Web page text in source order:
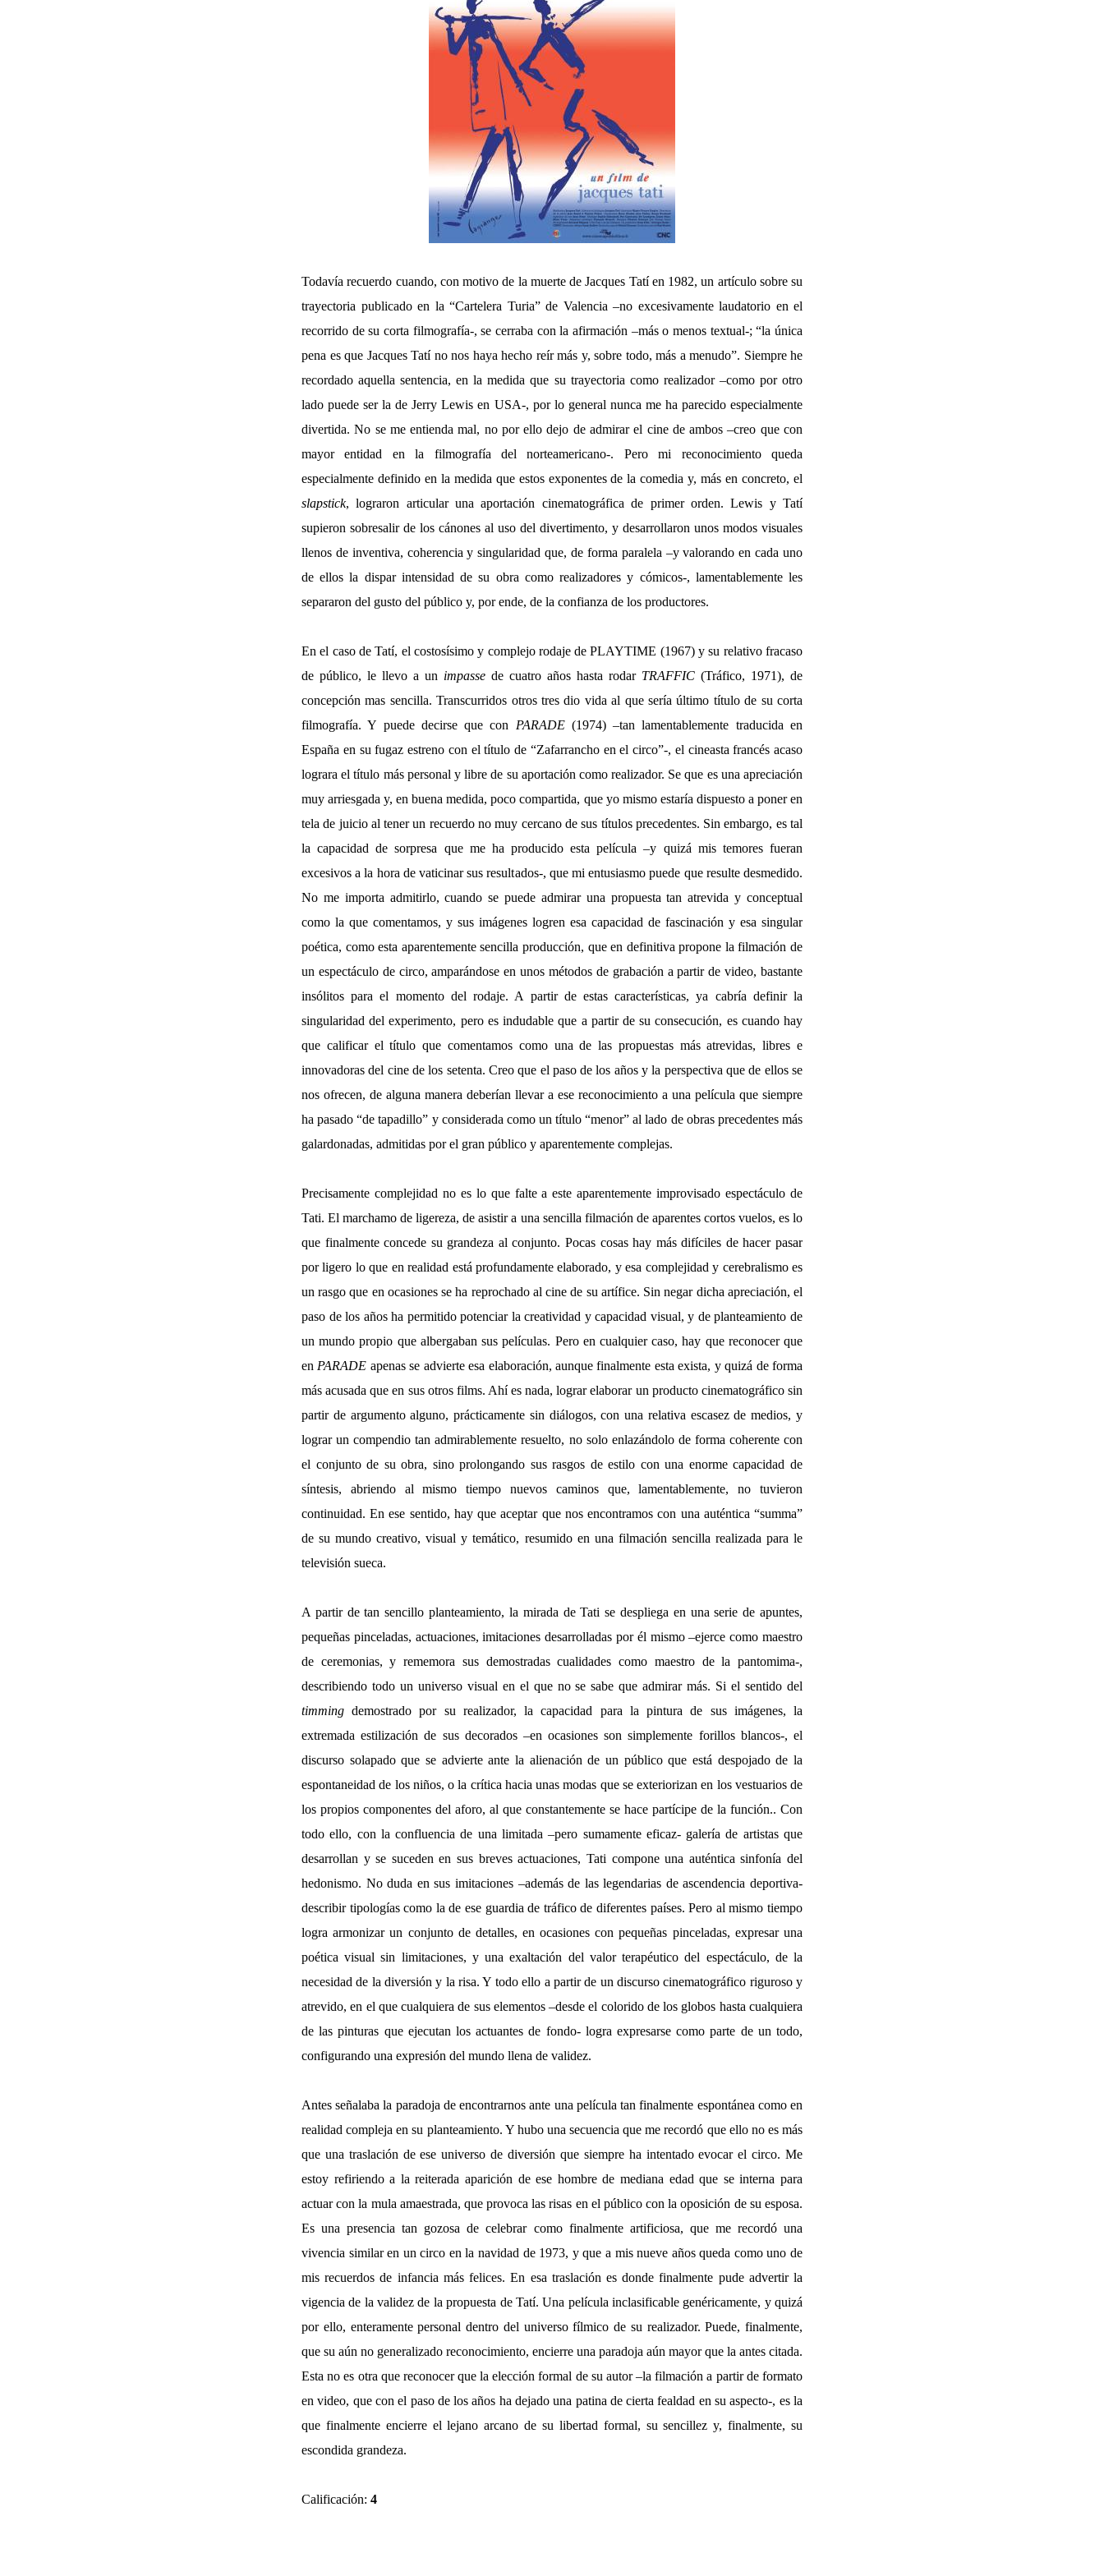
Todavía recuerdo cuando, con motivo de la muerte de Jacques Tatí en 1982, un artículo sobre su
trayectoria publicado en la “Cartelera Turia” de Valencia –no excesivamente laudatorio en el
recorrido de su corta filmografía-, se cerraba con la afirmación –más o menos textual-; “la única
pena es que Jacques Tatí no nos haya hecho reír más y, sobre todo, más a menudo”. Siempre he
recordado aquella sentencia, en la medida que su trayectoria como realizador –como por otro
lado puede ser la de Jerry Lewis en USA-, por lo general nunca me ha parecido especialmente
divertida. No se me entienda mal, no por ello dejo de admirar el cine de ambos –creo que con
mayor entidad en la filmografía del norteamericano-. Pero mi reconocimiento queda
especialmente definido en la medida que estos exponentes de la comedia y, más en concreto, el
slapstick, lograron articular una aportación cinematográfica de primer orden. Lewis y Tatí
supieron sobresalir de los cánones al uso del divertimento, y desarrollaron unos modos visuales
llenos de inventiva, coherencia y singularidad que, de forma paralela –y valorando en cada uno
de ellos la dispar intensidad de su obra como realizadores y cómicos-, lamentablemente les
separaron del gusto del público y, por ende, de la confianza de los productores.
En el caso de Tatí, el costosísimo y complejo rodaje de PLAYTIME (1967) y su relativo fracaso
de público, le llevo a un impasse de cuatro años hasta rodar TRAFFIC (Tráfico, 1971), de
concepción mas sencilla. Transcurridos otros tres dio vida al que sería último título de su corta
filmografía. Y puede decirse que con PARADE (1974) –tan lamentablemente traducida en
España en su fugaz estreno con el título de “Zafarrancho en el circo”-, el cineasta francés acaso
lograra el título más personal y libre de su aportación como realizador. Se que es una apreciación
muy arriesgada y, en buena medida, poco compartida, que yo mismo estaría dispuesto a poner en
tela de juicio al tener un recuerdo no muy cercano de sus títulos precedentes. Sin embargo, es tal
la capacidad de sorpresa que me ha producido esta película –y quizá mis temores fueran
excesivos a la hora de vaticinar sus resultados-, que mi entusiasmo puede que resulte desmedido.
No me importa admitirlo, cuando se puede admirar una propuesta tan atrevida y conceptual
como la que comentamos, y sus imágenes logren esa capacidad de fascinación y esa singular
poética, como esta aparentemente sencilla producción, que en definitiva propone la filmación de
un espectáculo de circo, amparándose en unos métodos de grabación a partir de video, bastante
insólitos para el momento del rodaje. A partir de estas características, ya cabría definir la
singularidad del experimento, pero es indudable que a partir de su consecución, es cuando hay
que calificar el título que comentamos como una de las propuestas más atrevidas, libres e
innovadoras del cine de los setenta. Creo que el paso de los años y la perspectiva que de ellos se
nos ofrecen, de alguna manera deberían llevar a ese reconocimiento a una película que siempre
ha pasado “de tapadillo” y considerada como un título “menor” al lado de obras precedentes más
galardonadas, admitidas por el gran público y aparentemente complejas.
Precisamente complejidad no es lo que falte a este aparentemente improvisado espectáculo de
Tati. El marchamo de ligereza, de asistir a una sencilla filmación de aparentes cortos vuelos, es lo
que finalmente concede su grandeza al conjunto. Pocas cosas hay más difíciles de hacer pasar
por ligero lo que en realidad está profundamente elaborado, y esa complejidad y cerebralismo es
un rasgo que en ocasiones se ha reprochado al cine de su artífice. Sin negar dicha apreciación, el
paso de los años ha permitido potenciar la creatividad y capacidad visual, y de planteamiento de
un mundo propio que albergaban sus películas. Pero en cualquier caso, hay que reconocer que
en PARADE apenas se advierte esa elaboración, aunque finalmente esta exista, y quizá de forma
más acusada que en sus otros films. Ahí es nada, lograr elaborar un producto cinematográfico sin
partir de argumento alguno, prácticamente sin diálogos, con una relativa escasez de medios, y
lograr un compendio tan admirablemente resuelto, no solo enlazándolo de forma coherente con
el conjunto de su obra, sino prolongando sus rasgos de estilo con una enorme capacidad de
síntesis, abriendo al mismo tiempo nuevos caminos que, lamentablemente, no tuvieron
continuidad. En ese sentido, hay que aceptar que nos encontramos con una auténtica “summa”
de su mundo creativo, visual y temático, resumido en una filmación sencilla realizada para le
televisión sueca.
A partir de tan sencillo planteamiento, la mirada de Tati se despliega en una serie de apuntes,
pequeñas pinceladas, actuaciones, imitaciones desarrolladas por él mismo –ejerce como maestro
de ceremonias, y rememora sus demostradas cualidades como maestro de la pantomima-,
describiendo todo un universo visual en el que no se sabe que admirar más. Si el sentido del
timming demostrado por su realizador, la capacidad para la pintura de sus imágenes, la
extremada estilización de sus decorados –en ocasiones son simplemente forillos blancos-, el
discurso solapado que se advierte ante la alienación de un público que está despojado de la
espontaneidad de los niños, o la crítica hacia unas modas que se exteriorizan en los vestuarios de
los propios componentes del aforo, al que constantemente se hace partícipe de la función.. Con
todo ello, con la confluencia de una limitada –pero sumamente eficaz- galería de artistas que
desarrollan y se suceden en sus breves actuaciones, Tati compone una auténtica sinfonía del
hedonismo. No duda en sus imitaciones –además de las legendarias de ascendencia deportiva-
describir tipologías como la de ese guardia de tráfico de diferentes países. Pero al mismo tiempo
logra armonizar un conjunto de detalles, en ocasiones con pequeñas pinceladas, expresar una
poética visual sin limitaciones, y una exaltación del valor terapéutico del espectáculo, de la
necesidad de la diversión y la risa. Y todo ello a partir de un discurso cinematográfico riguroso y
atrevido, en el que cualquiera de sus elementos –desde el colorido de los globos hasta cualquiera
de las pinturas que ejecutan los actuantes de fondo- logra expresarse como parte de un todo,
configurando una expresión del mundo llena de validez.
Antes señalaba la paradoja de encontrarnos ante una película tan finalmente espontánea como en
realidad compleja en su planteamiento. Y hubo una secuencia que me recordó que ello no es más
que una traslación de ese universo de diversión que siempre ha intentado evocar el circo. Me
estoy refiriendo a la reiterada aparición de ese hombre de mediana edad que se interna para
actuar con la mula amaestrada, que provoca las risas en el público con la oposición de su esposa.
Es una presencia tan gozosa de celebrar como finalmente artificiosa, que me recordó una
vivencia similar en un circo en la navidad de 1973, y que a mis nueve años queda como uno de
mis recuerdos de infancia más felices. En esa traslación es donde finalmente pude advertir la
vigencia de la validez de la propuesta de Tatí. Una película inclasificable genéricamente, y quizá
por ello, enteramente personal dentro del universo fílmico de su realizador. Puede, finalmente,
que su aún no generalizado reconocimiento, encierre una paradoja aún mayor que la antes citada.
Esta no es otra que reconocer que la elección formal de su autor –la filmación a partir de formato
en video, que con el paso de los años ha dejado una patina de cierta fealdad en su aspecto-, es la
que finalmente encierre el lejano arcano de su libertad formal, su sencillez y, finalmente, su
escondida grandeza.
Calificación: 4